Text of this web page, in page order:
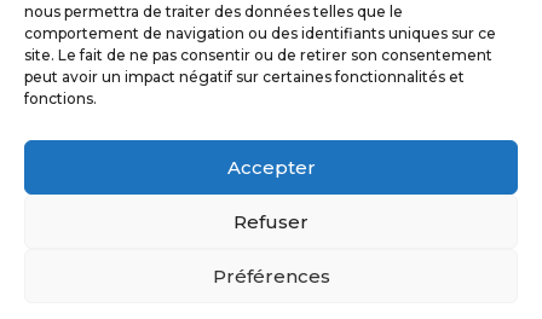
nous permettra de traiter des données telles que le
comportement de navigation ou des identifiants uniques sur ce
site. Le fait de ne pas consentir ou de retirer son consentement
peut avoir un impact négatif sur certaines fonctionnalités et
fonctions.
Accepter
Refuser
Préférences
